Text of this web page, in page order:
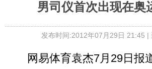
男司仪首次出现在奥
发布时间:2012年07月29日 21:45 |
网易体育袁杰7月29日报